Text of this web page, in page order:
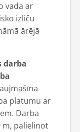
vada ar
izliču
ārējā
darba
platumu ar
Darba
m, palielinot